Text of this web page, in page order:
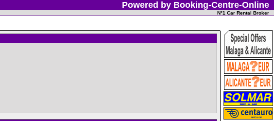
Powered by Booking-Centre-Online
N°1 Car Rental Broker